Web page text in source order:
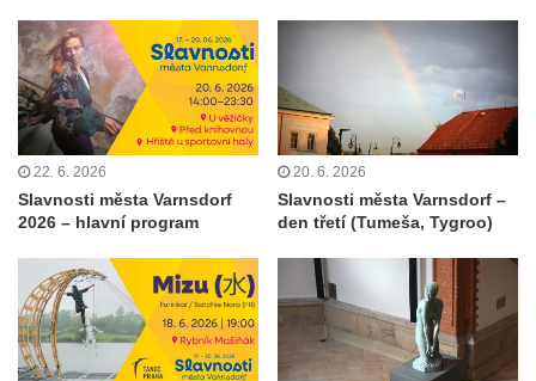
22. 6. 2026
Slavnosti města Varnsdorf
2026 – hlavní program
20. 6. 2026
Slavnosti města Varnsdorf –
den třetí (Tumeša, Tygroo)